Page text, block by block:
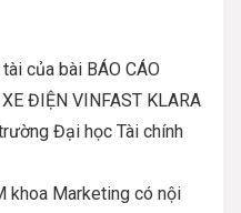
của bài BÁO CÁO
ĐIỆN VINFAST KLARA
Đại học Tài chính
khoa Marketing có nội